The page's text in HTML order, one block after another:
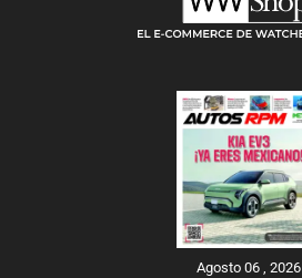
Agosto 06 , 2026